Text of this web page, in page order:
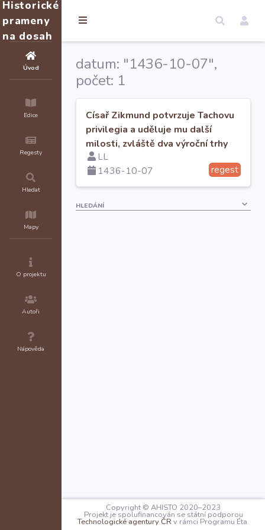
Historické
prameny
na dosah
Úvod
Edice
Regesty
Hledat
Mapy
O projektu
Autoři
Nápověda
datum: "1436-10-07",
počet: 1
Císař Zikmund potvrzuje Tachovu
privilegia a uděluje mu další
milosti, zvláště dva výroční trhy
LL
1436-10-07
regest
HLEDÁNÍ
Copyright © AHISTO 2020–2023
Projekt je spolufinancován se státní podporou
Technologické agentury ČR v rámci Programu Éta.